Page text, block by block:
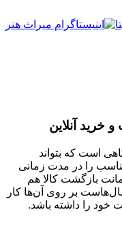
خرید آنلاین
است که بتواند
را در مدت زمانی
بازگشت کالا هم
بر روی آن‌ها کار
خود را داشته باشد.